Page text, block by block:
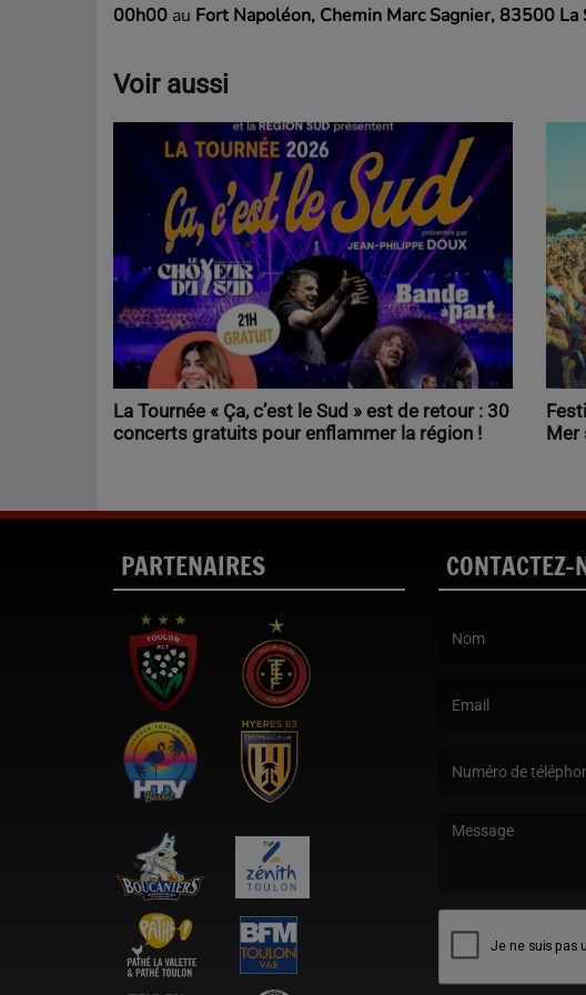
00h00 au Fort Napoléon, Chemin Marc Sagnier, 83500 La
Voir aussi
La Tournée « Ça, c’est le Sud » est de retour : 30
concerts gratuits pour enflammer la région !
Mer
PARTENAIRES CONTACTEZ-